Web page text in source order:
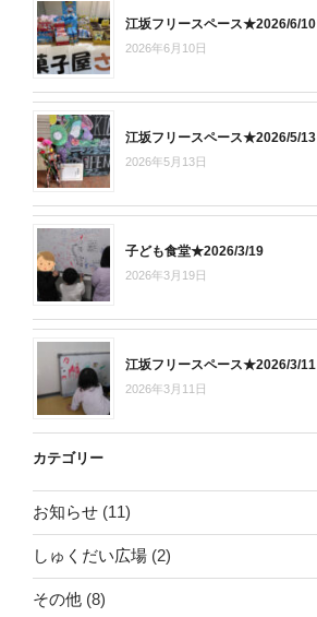
江坂フリースペース★2026/6/10
2026年6月10日
江坂フリースペース★2026/5/13
2026年5月13日
子ども食堂★2026/3/19
2026年3月19日
江坂フリースペース★2026/3/11
2026年3月11日
カテゴリー
お知らせ (11)
しゅくだい広場 (2)
その他 (8)